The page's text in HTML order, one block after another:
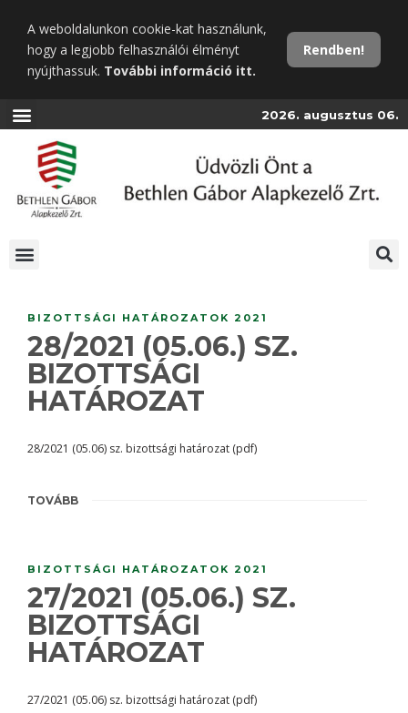
tartalomra
A weboldalunkon cookie-kat használunk,
hogy a legjobb felhasználói élményt
nyújthassuk. További információ itt.
Rendben!
2026. augusztus 06.
BIZOTTSÁGI HATÁROZATOK 2021
28/2021 (05.06.) SZ.
BIZOTTSÁGI
HATÁROZAT
28/2021 (05.06) sz. bizottsági határozat (pdf)
TOVÁBB
BIZOTTSÁGI HATÁROZATOK 2021
27/2021 (05.06.) SZ.
BIZOTTSÁGI
HATÁROZAT
27/2021 (05.06) sz. bizottsági határozat (pdf)